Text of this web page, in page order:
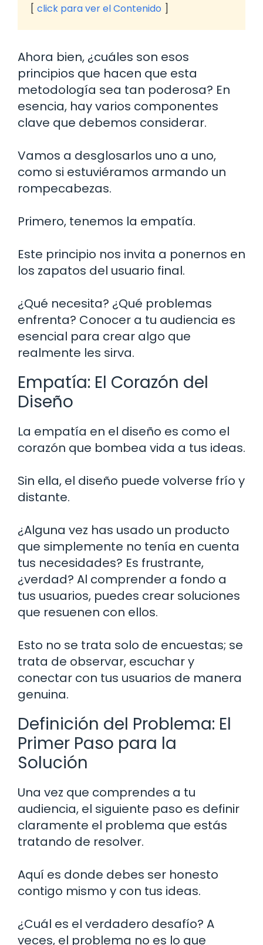
click para ver el Contenido
Ahora bien, ¿cuáles son esos
principios que hacen que esta
metodología sea tan poderosa? En
esencia, hay varios componentes
clave que debemos considerar.
Vamos a desglosarlos uno a uno,
como si estuviéramos armando un
rompecabezas.
Primero, tenemos la empatía.
Este principio nos invita a ponernos en
los zapatos del usuario final.
¿Qué necesita? ¿Qué problemas
enfrenta? Conocer a tu audiencia es
esencial para crear algo que
realmente les sirva.
Empatía: El Corazón del
Diseño
La empatía en el diseño es como el
corazón que bombea vida a tus ideas.
Sin ella, el diseño puede volverse frío y
distante.
¿Alguna vez has usado un producto
que simplemente no tenía en cuenta
tus necesidades? Es frustrante,
¿verdad? Al comprender a fondo a
tus usuarios, puedes crear soluciones
que resuenen con ellos.
Esto no se trata solo de encuestas; se
trata de observar, escuchar y
conectar con tus usuarios de manera
genuina.
Definición del Problema: El
Primer Paso para la
Solución
Una vez que comprendes a tu
audiencia, el siguiente paso es definir
claramente el problema que estás
tratando de resolver.
Aquí es donde debes ser honesto
contigo mismo y con tus ideas.
¿Cuál es el verdadero desafío? A
veces, el problema no es lo que